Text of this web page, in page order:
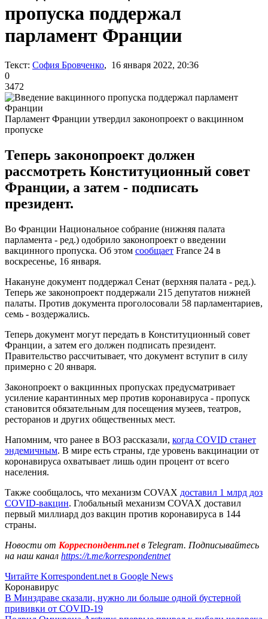
пропуска поддержал
парламент Франции
Текст: София Бровченко, 16 января 2022, 20:36
0
3472
Парламент Франции утвердил законопроект о вакцинном
пропуске
Теперь законопроект должен
рассмотреть Конституционный совет
Франции, а затем - подписать
президент.
Во Франции Национальное собрание (нижняя палата
парламента - ред.) одобрило законопроект о введении
вакцинного пропуска. Об этом сообщает France 24 в
воскресенье, 16 января.
Накануне документ поддержал Сенат (верхняя палата - ред.).
Теперь же законопроект поддержали 215 депутатов нижней
палаты. Против документа проголосовали 58 парламентариев,
семь - воздержались.
Теперь документ могут передать в Конституционный совет
Франции, а затем его должен подписать президент.
Правительство рассчитывает, что документ вступит в силу
примерно с 20 января.
Законопроект о вакцинных пропусках предусматривает
усиление карантинных мер против коронавируса - пропуск
становится обязательным для посещения музеев, театров,
ресторанов и других общественных мест.
Напомним, что ранее в ВОЗ рассказали, когда COVID станет
эндемичным. В мире есть страны, где уровень вакцинации от
коронавируса охватывает лишь один процент от всего
населения.
Также сообщалось, что механизм COVAX доставил 1 млрд доз
COVID-вакцин. Глобальный механизм COVAX доставил
первый миллиард доз вакцин против коронавируса в 144
страны.
Новости от Корреспондент.netв Telegram. Подписывайтесь
на наш канал https://t.me/korrespondentnet
Читайте Korrespondent.net в Google News
Коронавирус
В Минздраве сказали, нужно ли больше одной бустерной
прививки от COVID-19